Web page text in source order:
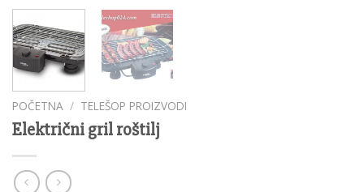
POČETNA / TELEŠOP PROIZVODI
Električni gril roštilj